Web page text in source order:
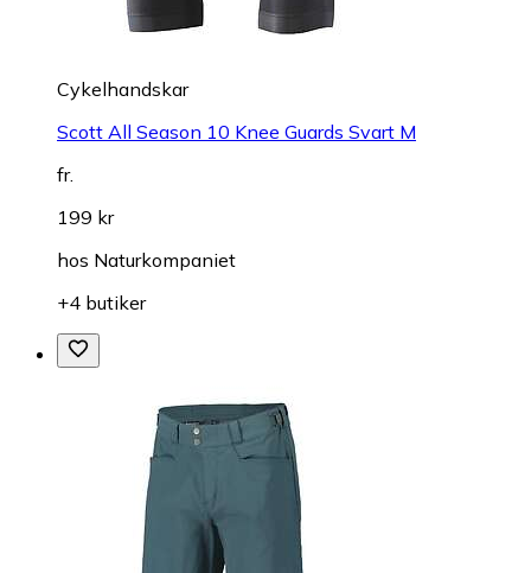
Cykelhandskar
Scott All Season 10 Knee Guards Svart M
fr.
199 kr
hos Naturkompaniet
+4 butiker